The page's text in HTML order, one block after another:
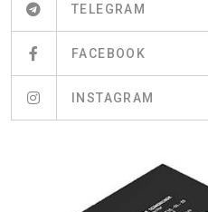
TELEGRAM
FACEBOOK
INSTAGRAM